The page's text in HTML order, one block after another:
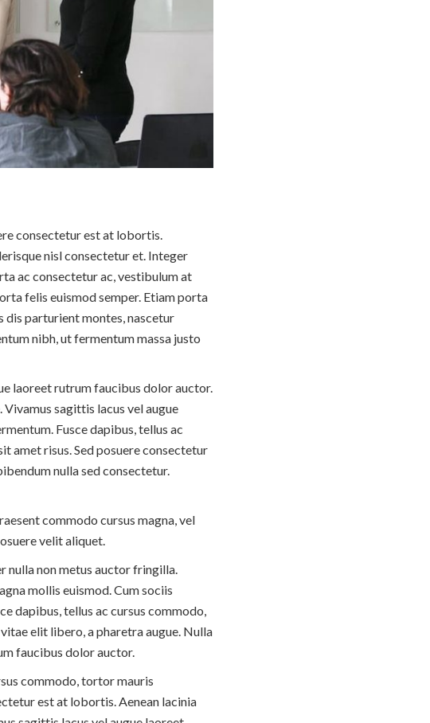
consectetur est at lobortis.
nisl consectetur et. Integer
ac consectetur ac, vestibulum at
felis euismod semper. Etiam porta
dis parturient montes, nascetur
nibh, ut fermentum massa justo
laoreet rutrum faucibus dolor auctor.
sagittis lacus vel augue
Fusce dapibus, tellus ac
amet risus. Sed posuere consectetur
nulla sed consectetur.
commodo cursus magna, vel
velit aliquet.
nulla non metus auctor fringilla.
mollis euismod. Cum sociis
dapibus, tellus ac cursus commodo,
elit libero, a pharetra augue. Nulla
faucibus dolor auctor.
commodo, tortor mauris
est at lobortis. Aenean lacinia